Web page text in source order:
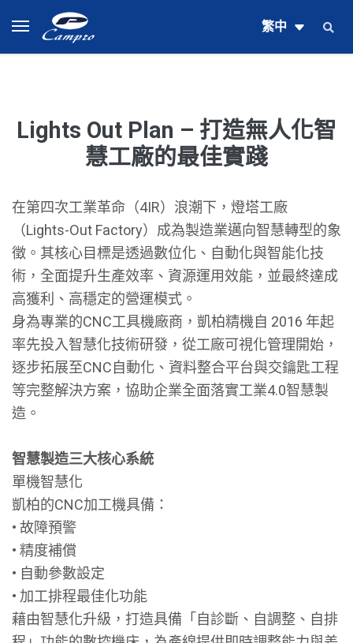
繁中
Lights Out Plan – 打造無人化智
慧工廠的最佳實踐
在第四次工業革命（4IR）浪潮下，燈塔工廠
（Lights-Out Factory）成為製造業邁向智慧轉型的象
徵。其核心目標是透過數位化、自動化與智能化技
術，全面提升生產效率、資源運用效能，並最終達成
高獲利、高穩定的營運模式。
身為專業的CNC工具機廠商，凱柏精機自 2016 年起
率先投入智慧化技術研發，從工廠可視化管理開始，
逐步拓展至CNC自動化、資料整合平台與交鑰匙工程
等完整解決方案，協助企業全面落實工業4.0智慧製
造。
智慧製造三大核心系統
單機智慧化
凱柏的CNC加工機具備：
• 故障預警
• 精度補償
• 自動參數設定
• 加工排程最佳化功能
藉由智慧化升級，打造具備「自診斷、自調整、自排